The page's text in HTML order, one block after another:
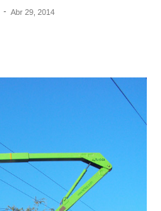
- Abr 29, 2014